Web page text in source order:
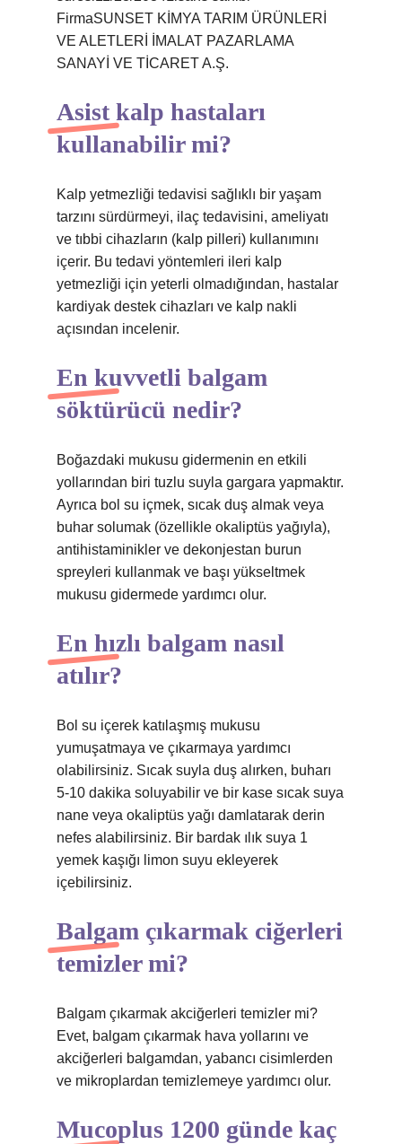
FirmaSUNSET KİMYA TARIM ÜRÜNLERİ
VE ALETLERİ İMALAT PAZARLAMA
SANAYİ VE TİCARET A.Ş.
Asist kalp hastaları
kullanabilir mi?
Kalp yetmezliği tedavisi sağlıklı bir yaşam
tarzını sürdürmeyi, ilaç tedavisini, ameliyatı
ve tıbbi cihazların (kalp pilleri) kullanımını
içerir. Bu tedavi yöntemleri ileri kalp
yetmezliği için yeterli olmadığından, hastalar
kardiyak destek cihazları ve kalp nakli
açısından incelenir.
En kuvvetli balgam
söktürücü nedir?
Boğazdaki mukusu gidermenin en etkili
yollarından biri tuzlu suyla gargara yapmaktır.
Ayrıca bol su içmek, sıcak duş almak veya
buhar solumak (özellikle okaliptüs yağıyla),
antihistaminikler ve dekonjestan burun
spreyleri kullanmak ve başı yükseltmek
mukusu gidermede yardımcı olur.
En hızlı balgam nasıl
atılır?
Bol su içerek katılaşmış mukusu
yumuşatmaya ve çıkarmaya yardımcı
olabilirsiniz. Sıcak suyla duş alırken, buharı
5-10 dakika soluyabilir ve bir kase sıcak suya
nane veya okaliptüs yağı damlatarak derin
nefes alabilirsiniz. Bir bardak ılık suya 1
yemek kaşığı limon suyu ekleyerek
içebilirsiniz.
Balgam çıkarmak ciğerleri
temizler mi?
Balgam çıkarmak akciğerleri temizler mi?
Evet, balgam çıkarmak hava yollarını ve
akciğerleri balgamdan, yabancı cisimlerden
ve mikroplardan temizlemeye yardımcı olur.
Mucoplus 1200 günde kaç